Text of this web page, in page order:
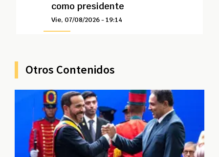
como presidente
Vie, 07/08/2026 - 19:14
Otros Contenidos